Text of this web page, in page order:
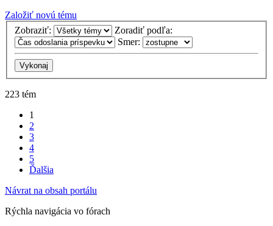
Založiť novú tému
Zobraziť:
Zoradiť podľa:
Smer:
223 tém
1
2
3
4
5
Ďalšia
Návrat na obsah portálu
Rýchla navigácia vo fórach